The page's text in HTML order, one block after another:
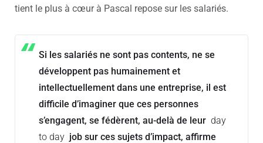
tient le plus à cœur à Pascal repose sur les salariés.
Si les salariés ne sont pas contents, ne se
développent pas humainement et
intellectuellement dans une entreprise, il est
difficile d’imaginer que ces personnes
s’engagent, se fédèrent, au-delà de leur day
to day job sur ces sujets d’impact, affirme